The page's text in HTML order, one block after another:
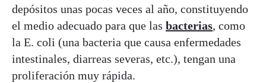
depósitos unas pocas veces al año, constituyendo
el medio adecuado para que las bacterias, como
la E. coli (una bacteria que causa enfermedades
intestinales, diarreas severas, etc.), tengan una
proliferación muy rápida.